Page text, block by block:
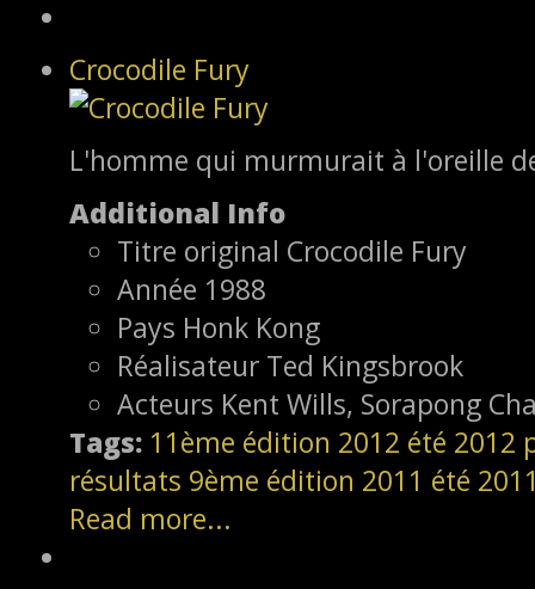
Crocodile Fury
L'homme qui murmurait à l'oreille
Additional Info
Titre original Crocodile Fury
Année 1988
Pays Honk Kong
Réalisateur Ted Kingsbrook
Acteurs Kent Wills, Sorapong
Tags: 11ème édition 2012 été 2012
résultats 9ème édition 2011 été
Read more...